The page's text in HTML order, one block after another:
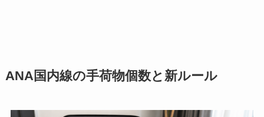
ANA国内線の手荷物個数と新ルール